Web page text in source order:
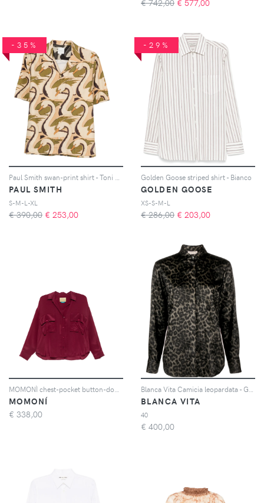
€ 742,00 € 577,00
-35%
PAUL SMITH
S-M-L-XL
€ 390,00 € 253,00
-29%
Golden Goose striped shirt - Bianco
GOLDEN GOOSE
XS-S-M-L
€ 286,00 € 203,00
MOMONÍ
€ 338,00
BLANCA VITA
40
€ 400,00